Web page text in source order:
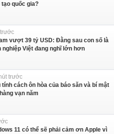
quốc gia?
vượt 39 tỷ USD: Đằng sau con số là
nghiệp Việt đang nghĩ lớn hơn
trước
cách ôn hòa của báo săn và bí mật
vạn năm
11 có thể sẽ phải cảm ơn Apple vì